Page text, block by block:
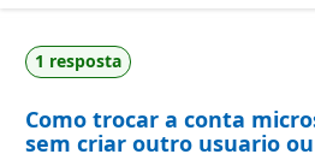
u
t
a
ã
o
d
e
r
p
u
t
1 resposta
Como trocar a conta
sem criar outro usuario